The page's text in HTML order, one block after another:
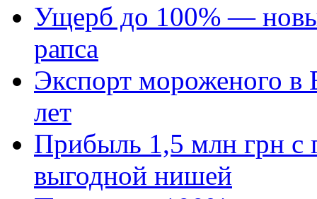
Ущерб до 100% —
рапса
Экспорт мороженого в
лет
Прибыль 1,5 млн грн с
выгодной нишей